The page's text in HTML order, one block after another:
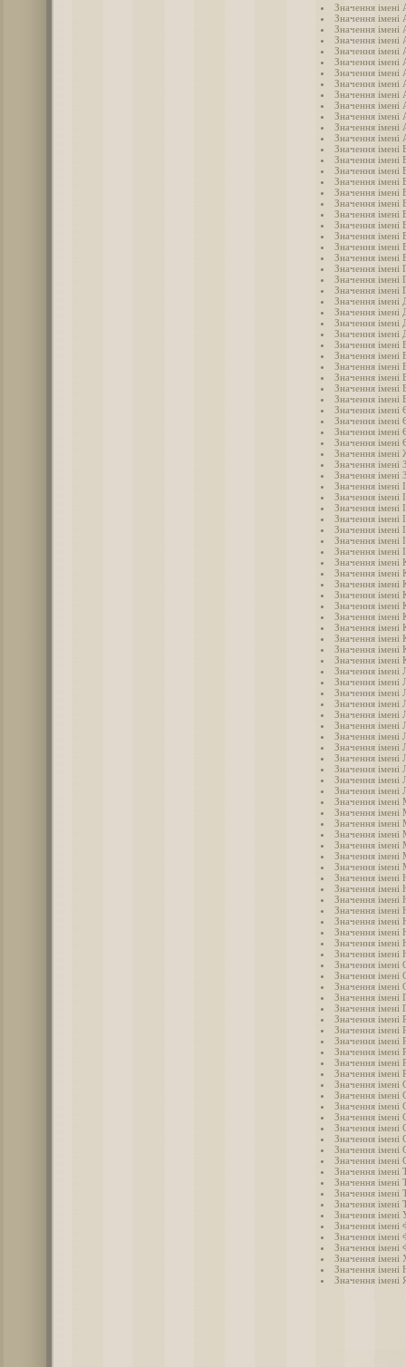
Значення імені
Значення імені
Значення імені
Значення імені
Значення імені
Значення імені
Значення імені
Значення імені
Значення імені
Значення імені
Значення імені
Значення імені
Значення імені
Значення імені
Значення імені
Значення імені
Значення імені
Значення імені
Значення імені
Значення імені
Значення імені
Значення імені
Значення імені
Значення імені
Значення імені
Значення імені
Значення імені
Значення імені
Значення імені
Значення імені
Значення імені
Значення імені
Значення імені
Значення імені
Значення імені
Значення імені
Значення імені
Значення імені
Значення імені
Значення імені
Значення імені
Значення імені
Значення імені
Значення імені
Значення імені
Значення імені
Значення імені
Значення імені
Значення імені
Значення імені
Значення імені
Значення імені
Значення імені
Значення імені
Значення імені
Значення імені
Значення імені
Значення імені
Значення імені
Значення імені
Значення імені
Значення імені
Значення імені
Значення імені
Значення імені
Значення імені
Значення імені
Значення імені
Значення імені
Значення імені
Значення імені
Значення імені
Значення імені
Значення імені
Значення імені
Значення імені
Значення імені
Значення імені
Значення імені
Значення імені
Значення імені
Значення імені
Значення імені
Значення імені
Значення імені
Значення імені
Значення імені
Значення імені
Значення імені
Значення імені
Значення імені
Значення імені
Значення імені
Значення імені
Значення імені
Значення імені
Значення імені
Значення імені
Значення імені
Значення імені
Значення імені
Значення імені
Значення імені
Значення імені
Значення імені
Значення імені
Значення імені
Значення імені
Значення імені
Значення імені
Значення імені
Значення імені
Значення імені
Значення імені
Значення імені
Значення імені
Значення імені
Значення імені